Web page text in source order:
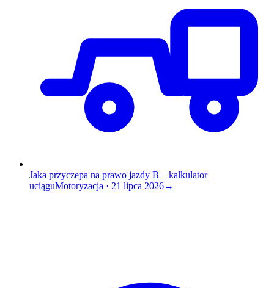
Jaka przyczepa na prawo jazdy B – kalkulator
uciąguMotoryzacja · 21 lipca 2026→